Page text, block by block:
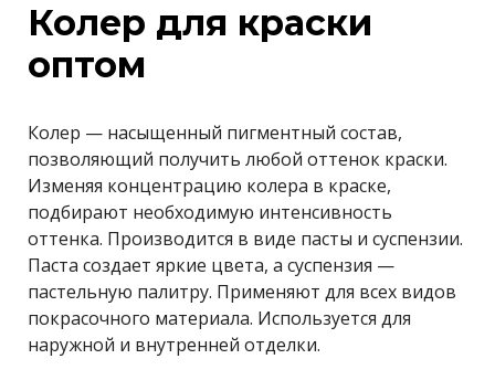
Колер для краски
оптом
Колер — насыщенный пигментный состав,
позволяющий получить любой оттенок краски.
Изменяя концентрацию колера в краске,
подбирают необходимую интенсивность
оттенка. Производится в виде пасты и суспензии.
Паста создает яркие цвета, а суспензия —
пастельную палитру. Применяют для всех видов
покрасочного материала. Используется для
наружной и внутренней отделки.